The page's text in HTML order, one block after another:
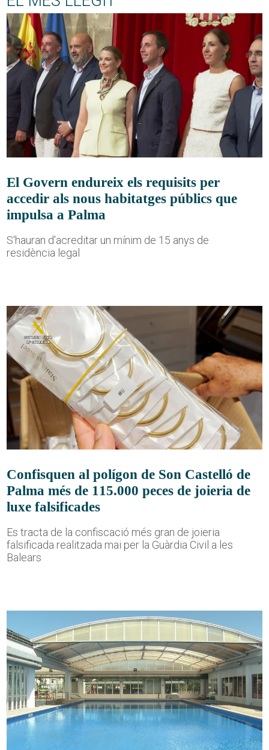
El Govern endureix els requisits per
accedir als nous habitatges públics que
impulsa a Palma
S'hauran d'acreditar un mínim de 15 anys de
residència legal
Confisquen al polígon de Son Castelló de
Palma més de 115.000 peces de joieria de
luxe falsificades
Es tracta de la confiscació més gran de joieria
falsificada realitzada mai per la Guàrdia Civil a les
Balears